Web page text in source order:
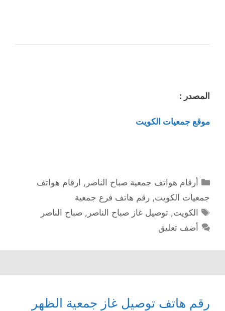
المصدر :
موقع جمعيات الكويت
التصنيفات
أرقام هواتف جمعية صباح الناصر , ارقام هواتف
جمعيات الكويت, رقم هاتف فرع جمعية
الوسوم
الكويت,توصيل غاز صباح الناصر , صباح الناصر
أضف تعليق
رقم هاتف توصيل غاز جمعية الظهر